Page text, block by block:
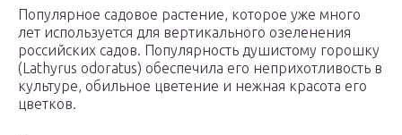
Популярное садовое растение, которое уже много
лет используется для вертикального озеленения
российских садов. Популярность душистому горошку
(Lathyrus odoratus) обеспечила его неприхотливость в
культуре, обильное цветение и нежная красота его
цветков.